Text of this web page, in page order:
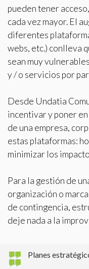
pueden tener
cada vez mayor. El
diferentes
webs, etc.) conlleva
sean muy
y / o servicios por
Desde Undatia
incentivar y poner
de una empresa,
estas plataformas:
minimizar los
Para la gestión de
organización o
de contingencia,
deje nada a la
Planes
Técnicas y
Este sitio web utiliza
información con la
Si continua
instalación de las
de configurar su
deberá tener en
Analíticas y
Permiten realizar el
comportamiento de
información recogida
utiliza en la medición
datos de uso que
guardar la
mejorar la calidad de
mejor experiencia a
sobre las
a través de la